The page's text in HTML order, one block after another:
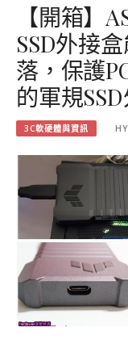
【開箱】
SSD外接
落，保護
的軍規
3C軟硬體與資訊